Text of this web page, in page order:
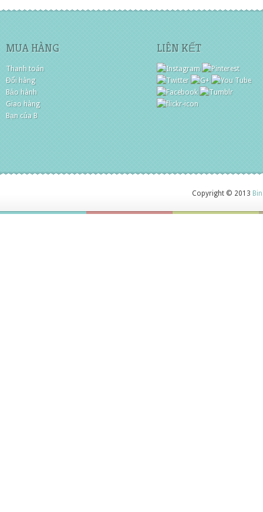
MUA HÀNG
Thanh toán
Đổi hàng
Bảo hành
Giao hàng
Bạn của B
LIÊN KẾT
Copyright © 2013